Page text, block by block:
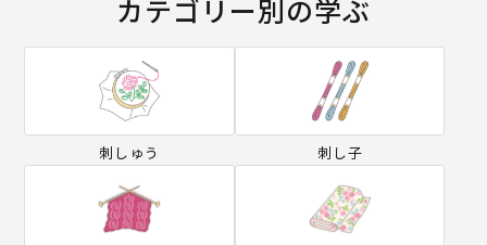
カテゴリー別の学ぶ
刺しゅう 刺し子